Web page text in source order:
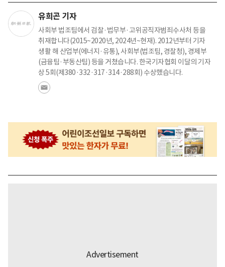
유희곤 기자
사회부 법조팀에서 검찰·법무부·고위공직자범죄수사처 등을
취재합니다(2015~2020년, 2024년~현재). 2012년부터 기자
생활 해 산업부(에너지·유통), 사회부(법조팀, 경찰청), 경제부
(금융팀·부동산팀) 등을 거쳤습니다. 한국기자협회 이달의 기자
상 5회(제380·332·317·314·288회) 수상했습니다.